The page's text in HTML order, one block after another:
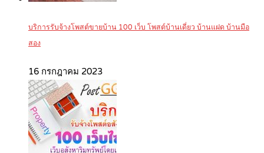
บริการรับจ้างโพสต์ขายบ้าน 100 เว็บ โพสต์บ้านเดี่ยว บ้านแฝด บ้านมือ
สอง
16 กรกฎาคม 2023